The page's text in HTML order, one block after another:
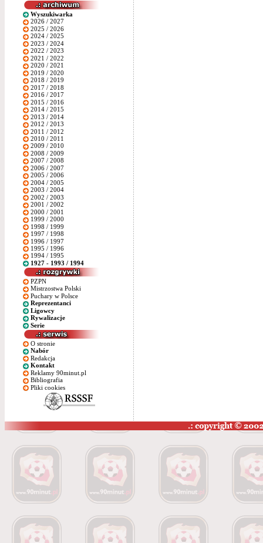
Wyszukiwarka
2026 / 2027
2025 / 2026
2024 / 2025
2023 / 2024
2022 / 2023
2021 / 2022
2020 / 2021
2019 / 2020
2018 / 2019
2017 / 2018
2016 / 2017
2015 / 2016
2014 / 2015
2013 / 2014
2012 / 2013
2011 / 2012
2010 / 2011
2009 / 2010
2008 / 2009
2007 / 2008
2006 / 2007
2005 / 2006
2004 / 2005
2003 / 2004
2002 / 2003
2001 / 2002
2000 / 2001
1999 / 2000
1998 / 1999
1997 / 1998
1996 / 1997
1995 / 1996
1994 / 1995
1927 - 1993 / 1994
PZPN
Mistrzostwa Polski
Puchary w Polsce
Reprezentanci
Ligowcy
Rywalizacje
Serie
O stronie
Nabór
Redakcja
Kontakt
Reklamy 90minut.pl
Bibliografia
Pliki cookies